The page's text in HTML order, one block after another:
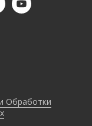
Обработки